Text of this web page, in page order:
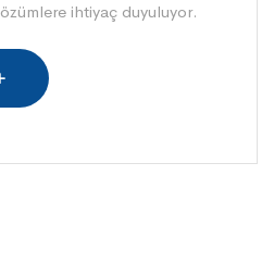
ihtiyaç duyuluyor.